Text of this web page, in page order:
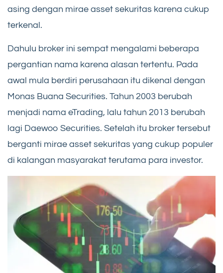
asing dengan mirae asset sekuritas karena cukup
terkenal.
Dahulu broker ini sempat mengalami beberapa
pergantian nama karena alasan tertentu. Pada
awal mula berdiri perusahaan itu dikenal dengan
Monas Buana Securities. Tahun 2003 berubah
menjadi nama eTrading, lalu tahun 2013 berubah
lagi Daewoo Securities. Setelah itu broker tersebut
berganti mirae asset sekuritas yang cukup populer
di kalangan masyarakat terutama para investor.